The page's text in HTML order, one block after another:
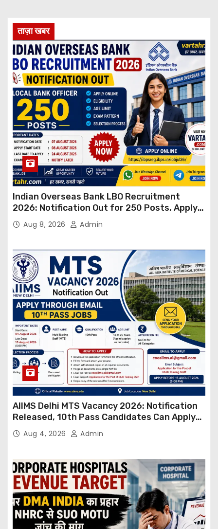
ताज़ा खबर
Indian Overseas Bank LBO Recruitment
2026: Notification Out for 250 Posts, Apply
OnlineAug 8, 2026 Admin
AIIMS Delhi MTS Vacancy 2026: Notification
Released, 10th Pass Candidates Can Apply
Through Email
Aug 4, 2026 Admin